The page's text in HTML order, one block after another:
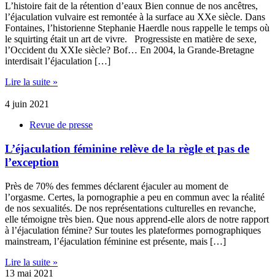
L’histoire fait de la rétention d’eaux Bien connue de nos ancêtres,
l’éjaculation vulvaire est remontée à la surface au XXe siècle. Dans
Fontaines, l’historienne Stephanie Haerdle nous rappelle le temps où
le squirting était un art de vivre. Progressiste en matière de sexe,
l’Occident du XXIe siècle? Bof… En 2004, la Grande-Bretagne
interdisait l’éjaculation […]
Lire la suite »
4 juin 2021
Revue de presse
L’éjaculation féminine relève de la règle et pas de
l’exception
Près de 70% des femmes déclarent éjaculer au moment de
l’orgasme. Certes, la pornographie a peu en commun avec la réalité
de nos sexualités. De nos représentations culturelles en revanche,
elle témoigne très bien. Que nous apprend-elle alors de notre rapport
à l’éjaculation fémine? Sur toutes les plateformes pornographiques
mainstream, l’éjaculation féminine est présente, mais […]
Lire la suite »
13 mai 2021